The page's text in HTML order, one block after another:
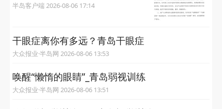
半岛客户端 2026-08-06 17:14
干眼症离你有多远？青岛干眼症
大众报业·半岛网 2026-08-06 13:53
唤醒“懒惰的眼睛”_青岛弱视训练
大众报业·半岛网 2026-08-06 13:51